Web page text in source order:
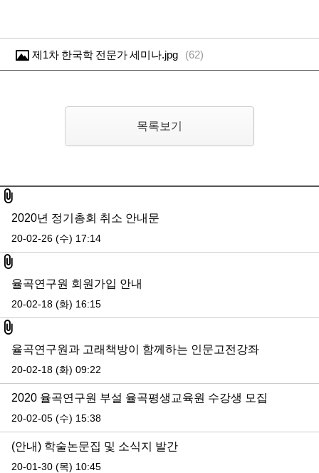
제1차 한국학 전문가 세미나.jpg (62)
목록보기
첨부파일
2020년 정기총회 취소 안내문
20-02-26 (수) 17:14
첨부파일
율곡연구원 회원가입 안내
20-02-18 (화) 16:15
첨부파일
율곡연구원과 고래책방이 함께하는 인문고전강좌
20-02-18 (화) 09:22
2020 율곡연구원 부설 율곡평생교육원 수강생 모집
20-02-05 (수) 15:38
(안내) 학술논문집 및 소식지 발간
20-01-30 (목) 10:45